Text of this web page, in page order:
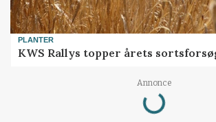
PLANTER
KWS Rallys topper årets
Annonce
Loading...